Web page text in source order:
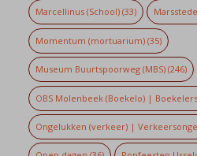
Marcellinus (School)(33)
Momentum (mortuarium)(35)
Museum Buurtspoorweg (MBS)(246)
OBS Molenbeek (Boekelo) |
Ongelukken (verkeer) |